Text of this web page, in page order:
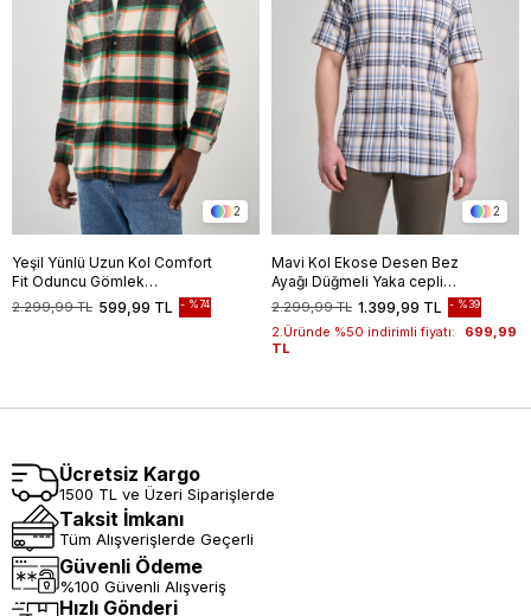
2
Yeşil Yünlü Uzun Kol Comfort
Fit Oduncu Gömlek
1004245227 599,99 TL
2.299,99 TL %74
2
Mavi Kol Ekose Desen Bez
Ayağı Düğmeli Yaka cepli
%100 Pamuk Classic Comfort
Fit Gömlek 1004250164
1.399,99 TL
2.299,99 TL %39
2.Üründe %50 indirimli fiyatı:
699,99
TL
Ücretsiz Kargo
1500 TL ve Üzeri Siparişlerde
Taksit İmkanı
Tüm Alışverişlerde Geçerli
Güvenli Ödeme
%100 Güvenli Alışveriş
Hızlı Gönderi